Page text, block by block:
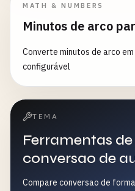
MATH & NUMBERS
Minutos de arco
Converte minutos de arco
configurável
TEMA
Ferramentas
conversao de
Compare conversao de